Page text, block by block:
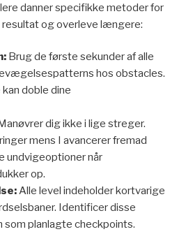
danner specifikke metoder for
og overleve længere:
Brug de første sekunder af alle
hos obstacles.
doble dine
dig ikke i lige streger.
mens I avancerer fremad
undvigeoptioner når
op.
Alle level indeholder kortvarige
Identificer disse
som planlagte checkpoints.